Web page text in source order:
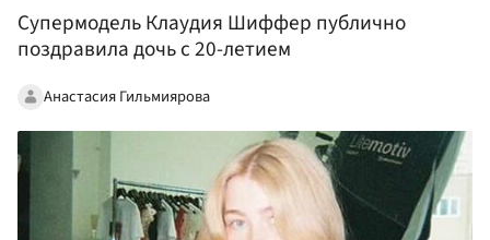
Супермодель Клаудия Шиффер публично
поздравила дочь с 20-летием
Анастасия Гильмиярова